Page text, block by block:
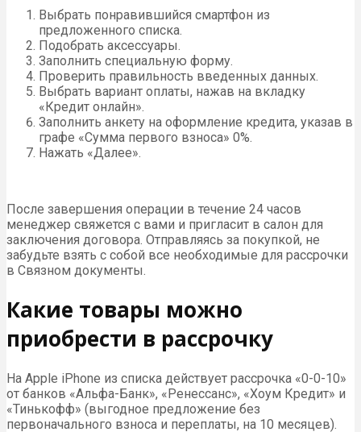
Выбрать понравившийся смартфон из
предложенного списка.
Подобрать аксессуары.
Заполнить специальную форму.
Проверить правильность введенных данных.
Выбрать вариант оплаты, нажав на вкладку
«Кредит онлайн».
Заполнить анкету на оформление кредита, указав в
графе «Сумма первого взноса» 0%.
Нажать «Далее».
После завершения операции в течение 24 часов
менеджер свяжется с вами и пригласит в салон для
заключения договора. Отправляясь за покупкой, не
забудьте взять с собой все необходимые для рассрочки
в Связном документы.
Какие товары можно
приобрести в рассрочку
На Apple iPhone из списка действует рассрочка «0-0-10»
от банков «Альфа-Банк», «Ренессанс», «Хоум Кредит» и
«Тинькофф» (выгодное предложение без
первоначального взноса и переплаты, на 10 месяцев).